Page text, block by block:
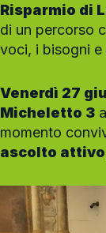
Risparmio di
di un percorso
voci, i bisogni e
Venerdì 27
Micheletto 3
momento
ascolto